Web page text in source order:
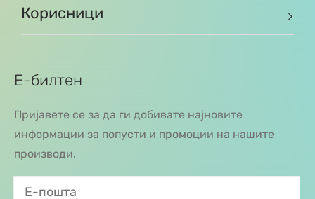
Корисници
Е-билтен
Пријавете се за да ги добивате најновите
информации за попусти и промоции на нашите
производи.